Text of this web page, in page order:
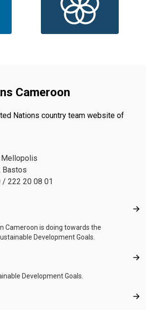
Cameroon
Nations country team website of
Mellopolis
Bastos
/ 222 20 08 01
Cameroon is doing towards the
Development Goals.
Development Goals.